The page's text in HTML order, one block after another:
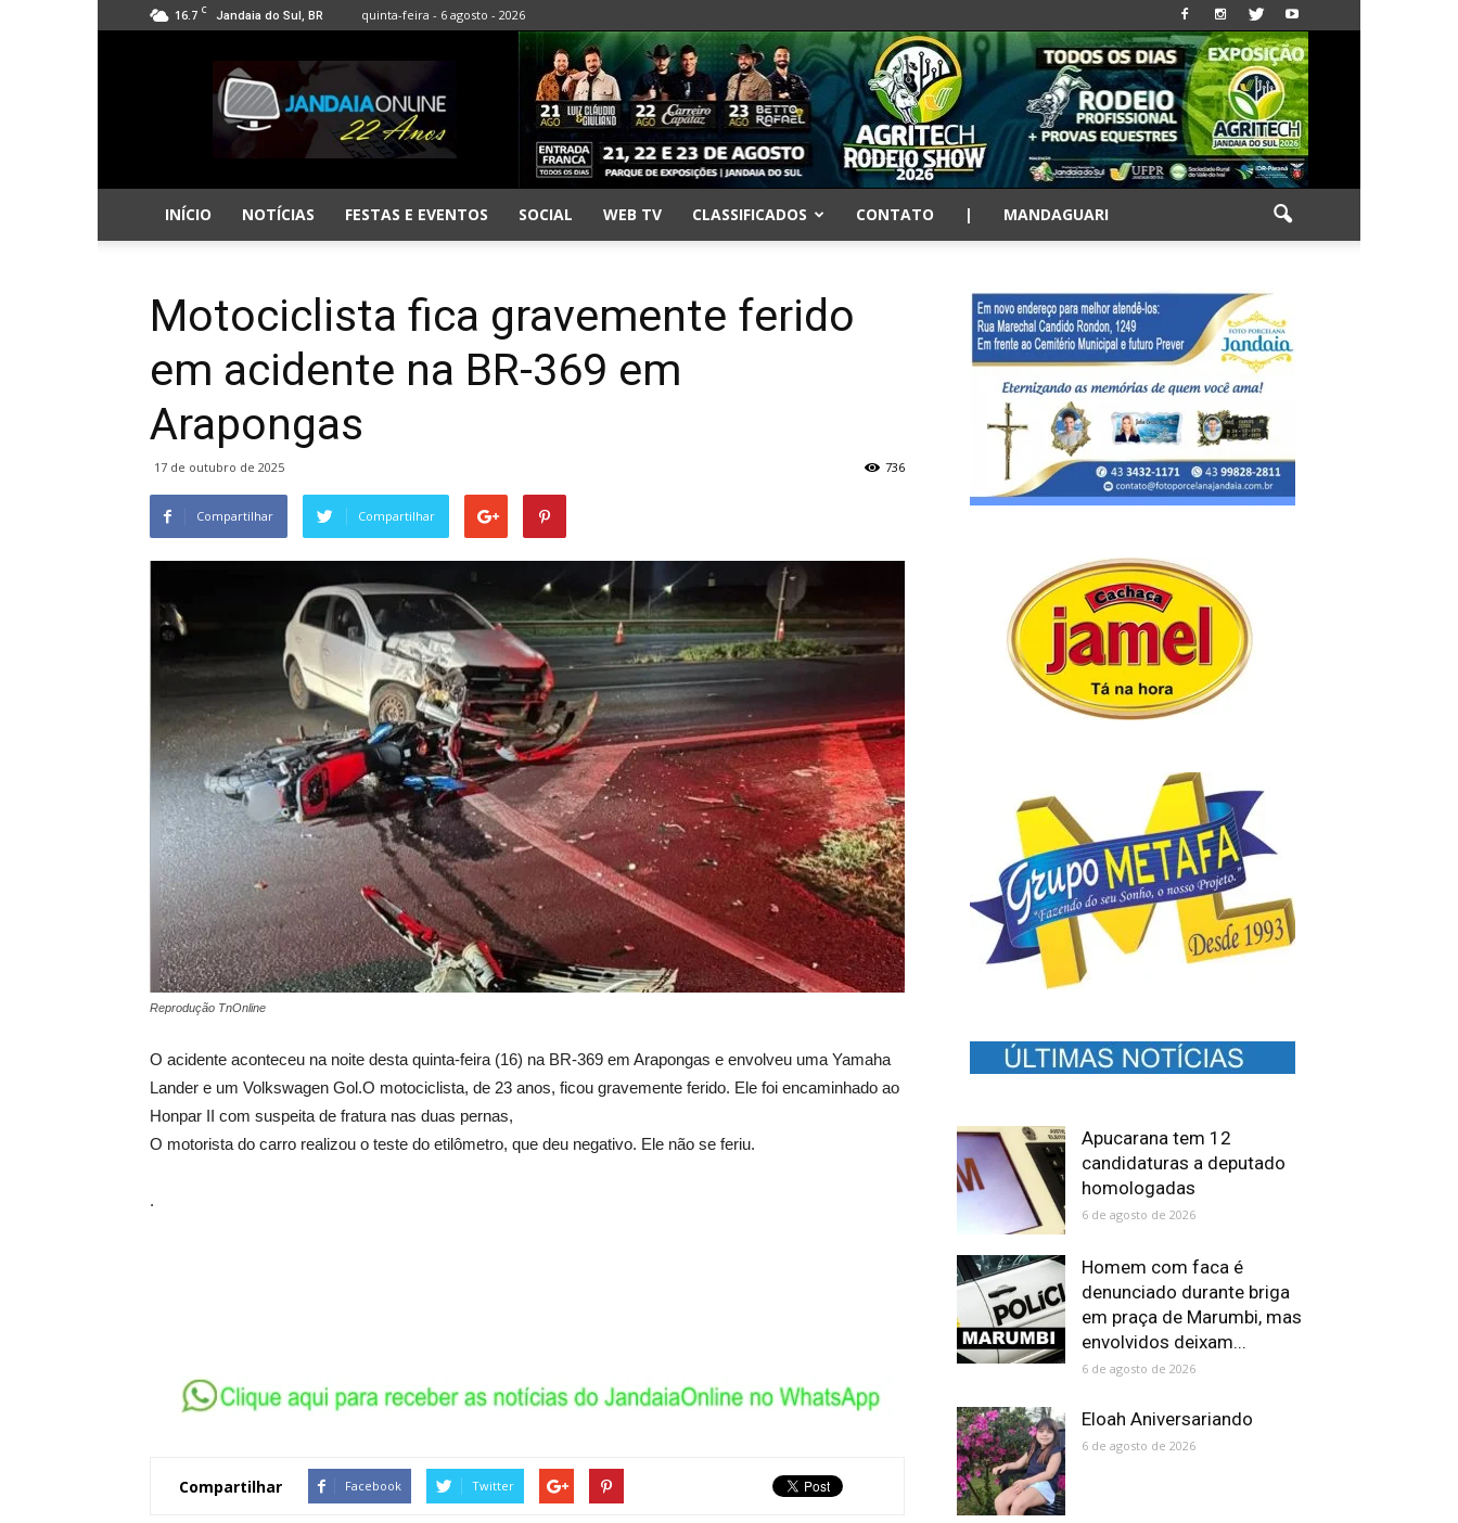
16.7 C Jandaia do Sul, BR quinta-feira - 6 agosto - 2026
Jandaia
Online
INÍCIO NOTÍCIAS FESTAS E EVENTOS SOCIAL WEB TV CLASSIFICADOS CONTATO | MANDAGUARI
Motociclista fica gravemente ferido
em acidente na BR-369 em
Arapongas
17 de outubro de 2025 736
Compartilhar Compartilhar
Reprodução TnOnline
O acidente aconteceu na noite desta quinta-feira (16) na BR-369 em Arapongas e envolveu uma Yamaha
Lander e um Volkswagen Gol.O motociclista, de 23 anos, ficou gravemente ferido. Ele foi encaminhado ao
Honpar II com suspeita de fratura nas duas pernas,
O motorista do carro realizou o teste do etilômetro, que deu negativo. Ele não se feriu.
.
Compartilhar Facebook Twitter
Apucarana tem 12
candidaturas a deputado
homologadas
6 de agosto de 2026
Homem com faca é
denunciado durante briga
em praça de Marumbi, mas
envolvidos deixam...
6 de agosto de 2026
Eloah Aniversariando
6 de agosto de 2026